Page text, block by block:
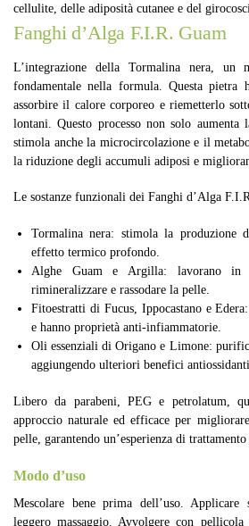
cellulite, delle adiposità cutanee e del
Fanghi d’Alga F.I.R. Guam
L’integrazione della Tormalina nera, un
fondamentale nella formula. Questa pietra
assorbire il calore corporeo e riemetterlo
lontani. Questo processo non solo aumenta
stimola anche la microcircolazione e il
la riduzione degli accumuli adiposi e
Le sostanze funzionali dei Fanghi d’Alga
Tormalina nera: stimola la produzione
effetto termico profondo.
Alghe Guam e Argilla: lavorano in
rimineralizzare e rassodare la pelle.
Fitoestratti di Fucus, Ippocastano e
e hanno proprietà anti-infiammatorie.
Oli essenziali di Origano e Limone:
aggiungendo ulteriori benefici
Libero da parabeni, PEG e petrolatum,
approccio naturale ed efficace per
pelle, garantendo un’esperienza di trattamento
Modo d’uso
Mescolare bene prima dell’uso.
leggero massaggio. Avvolgere con pellicola